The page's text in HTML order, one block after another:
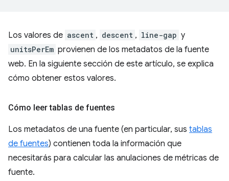
Los valores de ascent , descent , line-gap y
unitsPerEm provienen de los metadatos de la fuente
web. En la siguiente sección de este artículo, se explica
cómo obtener estos valores.
Cómo leer tablas de fuentes
Los metadatos de una fuente (en particular, sus tablas
de fuentes) contienen toda la información que
necesitarás para calcular las anulaciones de métricas de
fuente.